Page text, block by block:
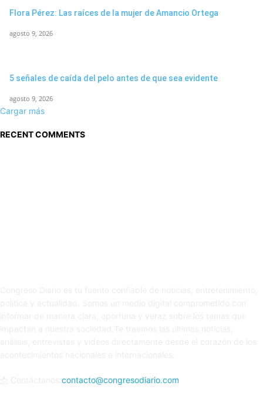
Flora Pérez: Las raíces de la mujer de Amancio Ortega
agosto 9, 2026
5 señales de caída del pelo antes de que sea evidente
agosto 9, 2026
Cargar más
RECENT COMMENTS
contacto@congresodiario.com